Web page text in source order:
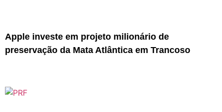
Apple investe em projeto milionário de
preservação da Mata Atlântica em Trancoso